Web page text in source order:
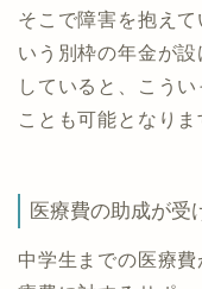
そこで障害を抱えて
いう別枠の年金が
していると、こう
ことも可能となりま
医療費の助成が受
中学生までの医療